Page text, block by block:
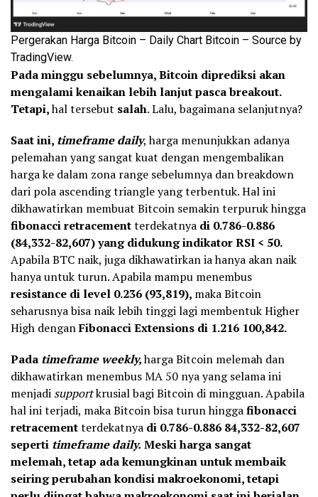
Pergerakan Harga Bitcoin – Daily Chart Bitcoin – Source by
TradingView.
Pada minggu sebelumnya, Bitcoin diprediksi akan
mengalami kenaikan lebih lanjut pasca breakout.
Tetapi,hal tersebut salah. Lalu, bagaimana selanjutnya?
Saat ini, timeframe daily, harga menunjukkan adanya
pelemahan yang sangat kuat dengan mengembalikan
harga ke dalam zona range sebelumnya dan breakdown
dari pola ascending triangle yang terbentuk. Hal ini
dikhawatirkan membuat Bitcoin semakin terpuruk hingga
fibonacci retracementterdekatnya di 0.786-0.886
(84,332-82,607) yang didukung indikator RSI < 50.
Apabila BTC naik, juga dikhawatirkan ia hanya akan naik
hanya untuk turun. Apabila mampu menembus
resistance di level 0.236 (93,819), maka Bitcoin
seharusnya bisa naik lebih tinggi lagi membentuk Higher
High denganFibonacci Extensions di 1.216 100,842.
Pada timeframe weekly,harga Bitcoin melemah dan
dikhawatirkan menembus MA 50 nya yang selama ini
menjadi supportkrusial bagi Bitcoin di mingguan. Apabila
hal ini terjadi, maka Bitcoin bisa turun hinggafibonacci
retracementterdekatnya di 0.786-0.886 84,332-82,607
seperti timeframe daily. Meski harga sangat
melemah, tetap ada kemungkinan untuk membaik
seiring perubahan kondisi makroekonomi, tetapi